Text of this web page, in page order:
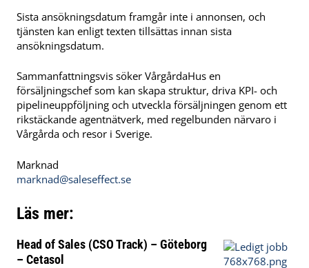
Sista ansökningsdatum framgår inte i annonsen, och
tjänsten kan enligt texten tillsättas innan sista
ansökningsdatum.
Sammanfattningsvis söker VårgårdaHus en
försäljningschef som kan skapa struktur, driva KPI- och
pipelineuppföljning och utveckla försäljningen genom ett
rikstäckande agentnätverk, med regelbunden närvaro i
Vårgårda och resor i Sverige.
Marknad
marknad@saleseffect.se
Läs mer:
Head of Sales (CSO Track) – Göteborg
– Cetasol